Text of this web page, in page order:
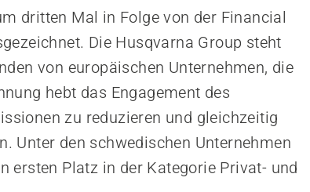
dritten Mal in Folge von der Financial
Die Husqvarna Group steht
von europäischen Unternehmen, die
hebt das Engagement des
zu reduzieren und gleichzeitig
Unter den schwedischen Unternehmen
ersten Platz in der Kategorie Privat- und